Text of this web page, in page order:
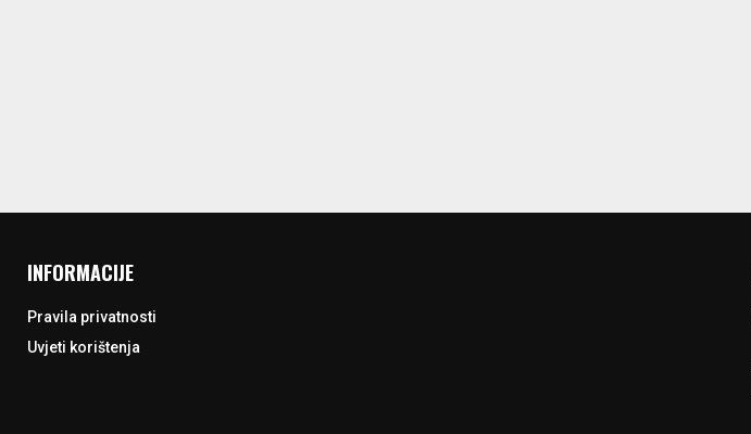
INFORMACIJE
Pravila privatnosti
Uvjeti korištenja